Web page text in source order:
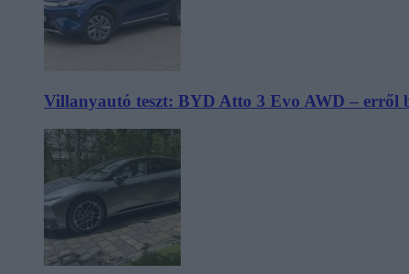
Villanyautó teszt: BYD Atto 3 Evo AWD – erről